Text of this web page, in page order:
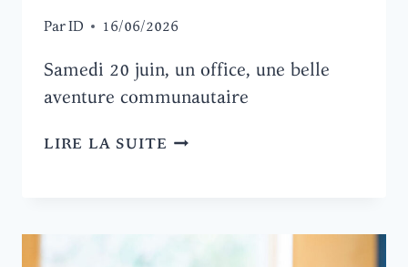
ParID 16/06/2026
Samedi 20 juin, un office, une belle
aventure communautaire
LIRE LA SUITE LE